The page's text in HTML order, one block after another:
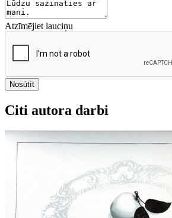
Atzīmējiet lauciņu
Nosūtīt
Citi autora darbi